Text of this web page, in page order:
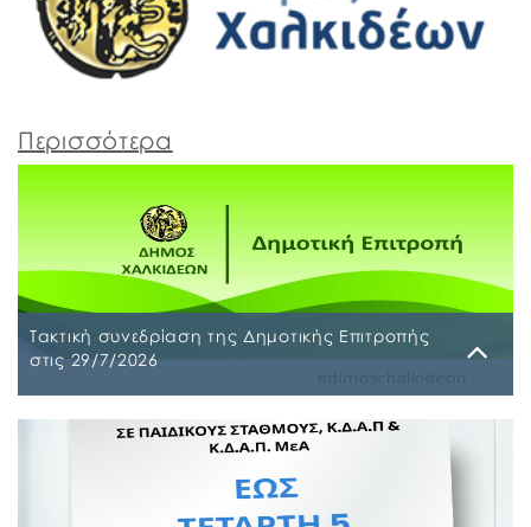
Περισσότερα
Τακτική συνεδρίαση της Δημοτικής Επιτροπής
στις 29/7/2026
Τακτική συνεδρίαση της Δημοτικής Επιτροπής θα
διεξαχθεί στο Δημοτικό Κατάστημα επί των οδών
Ληλαντίων και Μεγασθένους 34, την Τετάρτη 29